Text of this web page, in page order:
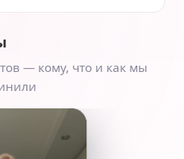
— кому, что и как мы